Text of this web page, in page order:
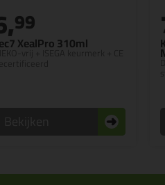
XealPro 310ml
vrij + ISEGA keurmerk + CE
99